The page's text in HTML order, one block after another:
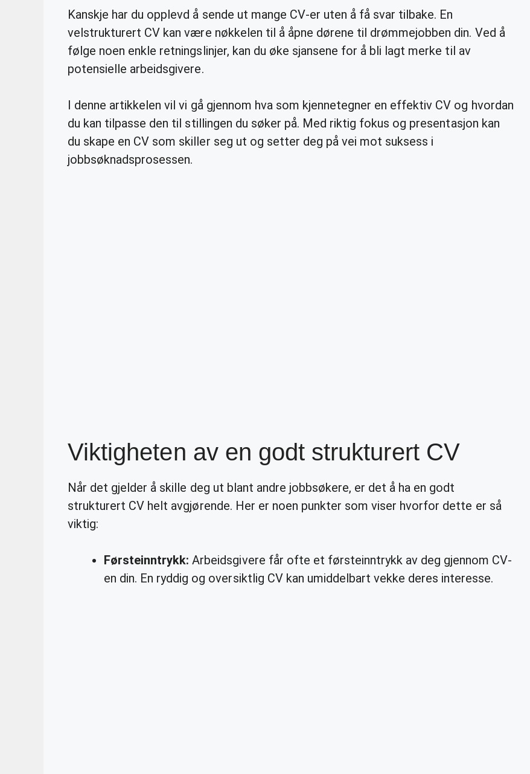
Kanskje har du opplevd å sende ut mange CV-er uten å få svar tilbake. En
velstrukturert CV kan være nøkkelen til å åpne dørene til drømmejobben din. Ved å
følge noen enkle retningslinjer, kan du øke sjansene for å bli lagt merke til av
potensielle arbeidsgivere.
I denne artikkelen vil vi gå gjennom hva som kjennetegner en effektiv CV og hvordan
du kan tilpasse den til stillingen du søker på. Med riktig fokus og presentasjon kan
du skape en CV som skiller seg ut og setter deg på vei mot suksess i
jobbsøknadsprosessen.
Viktigheten av en godt strukturert CV
Når det gjelder å skille deg ut blant andre jobbsøkere, er det å ha en godt
strukturert CV helt avgjørende. Her er noen punkter som viser hvorfor dette er så
viktig:
Førsteinntrykk: Arbeidsgivere får ofte et førsteinntrykk av deg gjennom CV-
en din. En ryddig og oversiktlig CV kan umiddelbart vekke deres interesse.